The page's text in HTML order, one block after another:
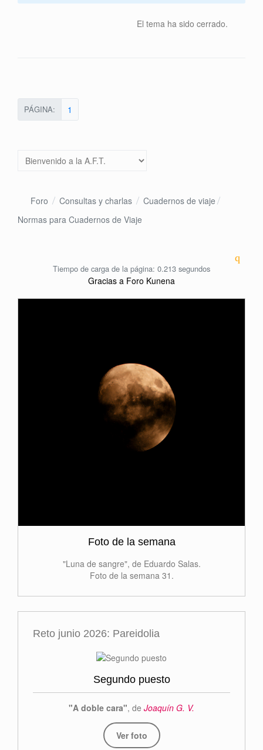
El tema ha sido cerrado.
PÁGINA: 1
Foro Consultas y charlas
Cuadernos de viaje
Normas para Cuadernos de Viaje
Tiempo de carga de la página: 0.213 segundos
Gracias a Foro Kunena
Foto de la semana
"Luna de sangre", de Eduardo Salas.
Foto de la semana 31.
Reto junio 2026: Pareidolia
Segundo puesto
"A doble cara", de Joaquín G. V.
Ver foto